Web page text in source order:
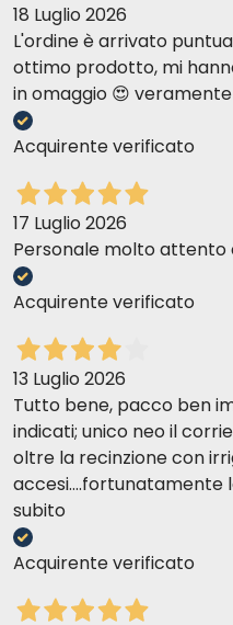
18 Luglio 2026
L'ordine è arrivato
ottimo prodotto, mi
in omaggio 😍 veramente
Acquirente verificato
17 Luglio 2026
Personale molto attento
Acquirente verificato
13 Luglio 2026
Tutto bene, pacco ben
indicati; unico neo il
oltre la recinzione con
accesi....fortunatamente
subito
Acquirente verificato